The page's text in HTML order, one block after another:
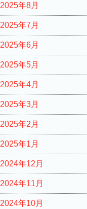
2025年8月
2025年7月
2025年6月
2025年5月
2025年4月
2025年3月
2025年2月
2025年1月
2024年12月
2024年11月
2024年10月